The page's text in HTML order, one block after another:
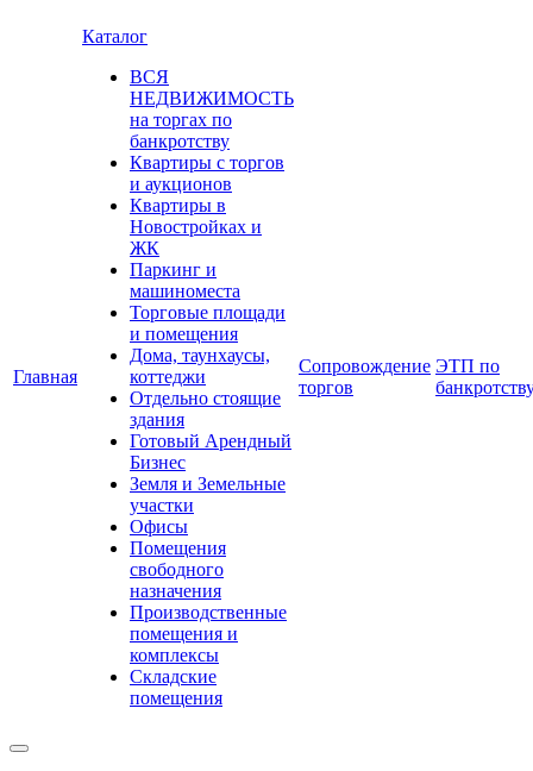
Главная
Каталог
ВСЯ
НЕДВИЖИМОСТЬ
на торгах по
банкротству
Квартиры с торгов
и аукционов
Квартиры в
Новостройках и
ЖК
Паркинг и
машиноместа
Торговые площади
и помещения
Дома, таунхаусы,
коттеджи
Отдельно стоящие
здания
Готовый Арендный
Бизнес
Земля и Земельные
участки
Офисы
Помещения
свободного
назначения
Производственные
помещения и
комплексы
Складские
помещения
Сопровождение
торгов
ЭТП по